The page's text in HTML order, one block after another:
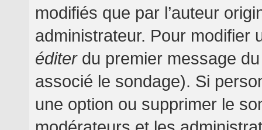
modifiés que par l’auteur
administrateur. Pour modifier
éditerdu premier message
associé le sondage). Si
une option ou supprimer le